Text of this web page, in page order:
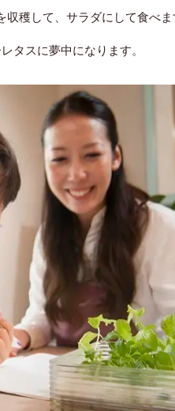
穫して、サラダにして食べま
タスに夢中になります。